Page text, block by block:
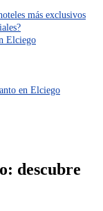
más exclusivos
Elciego
en Elciego
descubre